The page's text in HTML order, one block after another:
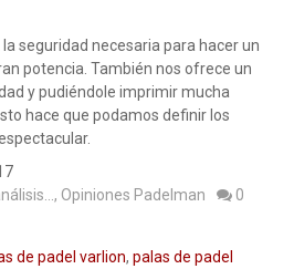
seguridad necesaria para hacer un
potencia. También nos ofrece un
y pudiéndole imprimir mucha
hace que podamos definir los
, Opiniones Padelman
0
de padel varlion, palas de padel